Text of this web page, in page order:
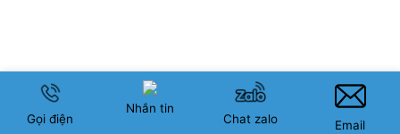
Gọi điện
Nhắn tin
Chat zalo Email